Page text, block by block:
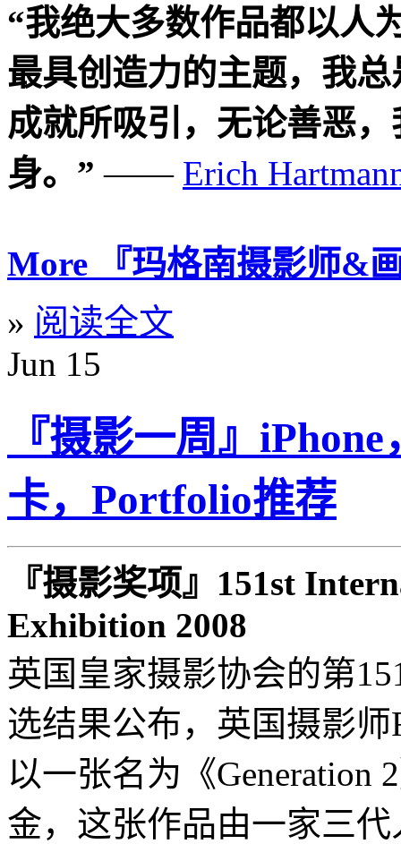
“我绝大多数作品都以
最具创造力的主题，我
成就所吸引，无论善恶
身。” —— Erich
More 『玛格南摄影师&
» 阅读全文
Jun 15
『摄影一周』
卡，Portfolio推荐
『摄影奖项』151st
Exhibition 2008
英国皇家摄影协会的第
选结果公布，英国摄影师
以一张名为《Generation
金，这张作品由一家三